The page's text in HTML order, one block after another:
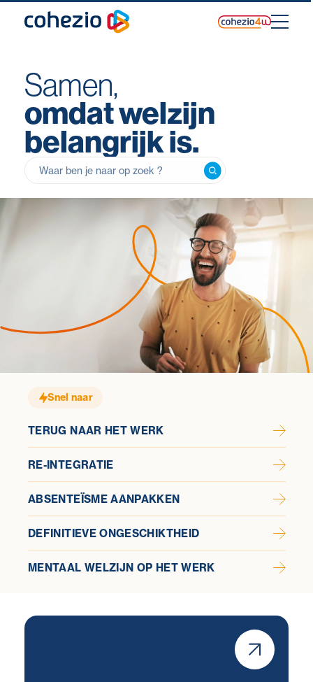
Skip
content
Samen,
omdat welzijn
belangrijk is.
Snel naar
TERUG NAAR HET WERK
RE-INTEGRATIE
ABSENTEÏSME AANPAKKEN
DEFINITIEVE ONGESCHIKTHEID
MENTAAL WELZIJN OP HET WERK